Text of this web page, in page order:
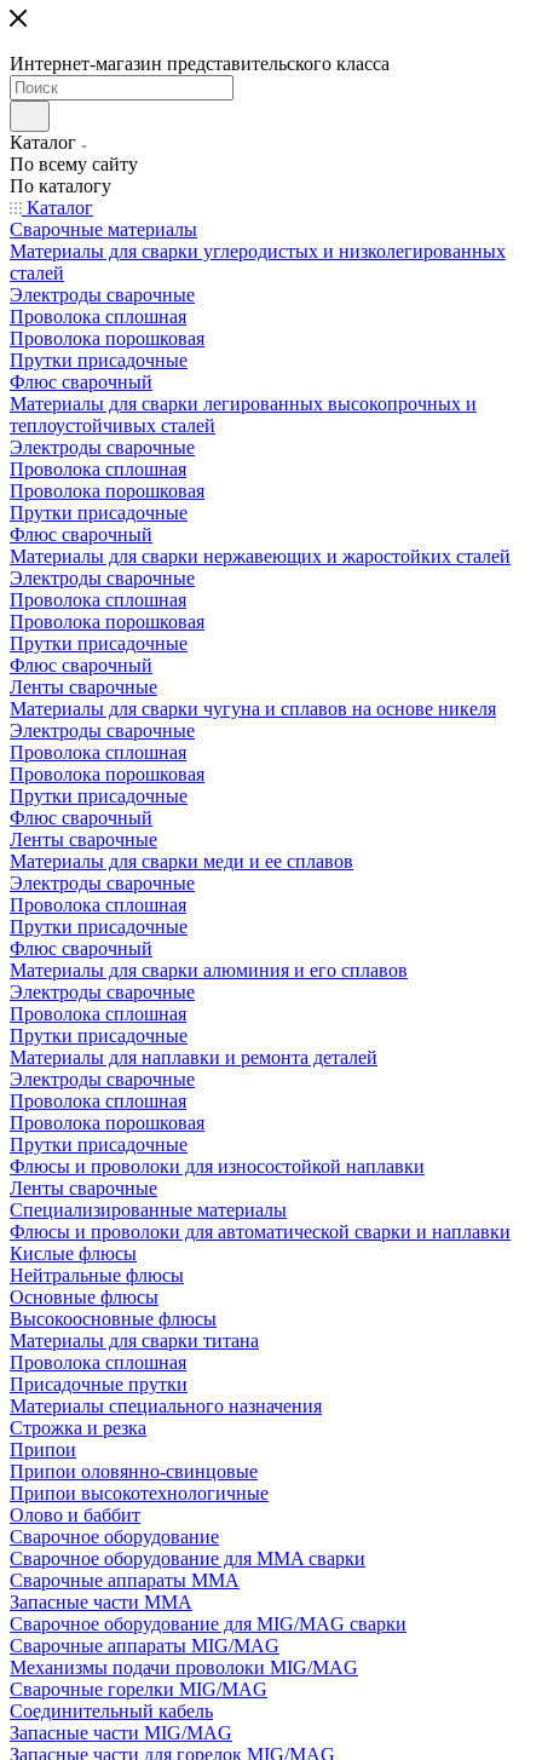
Интернет-магазин представительского класса
Каталог
По всему сайту
По каталогу
Каталог
Сварочные материалы
Материалы для сварки углеродистых и низколегированных
сталей
Электроды сварочные
Проволока сплошная
Проволока порошковая
Прутки присадочные
Флюс сварочный
Материалы для сварки легированных высокопрочных и
теплоустойчивых сталей
Электроды сварочные
Проволока сплошная
Проволока порошковая
Прутки присадочные
Флюс сварочный
Материалы для сварки нержавеющих и жаростойких сталей
Электроды сварочные
Проволока сплошная
Проволока порошковая
Прутки присадочные
Флюс сварочный
Ленты сварочные
Материалы для сварки чугуна и сплавов на основе никеля
Электроды сварочные
Проволока сплошная
Проволока порошковая
Прутки присадочные
Флюс сварочный
Ленты сварочные
Материалы для сварки меди и ее сплавов
Электроды сварочные
Проволока сплошная
Прутки присадочные
Флюс сварочный
Материалы для сварки алюминия и его сплавов
Электроды сварочные
Проволока сплошная
Прутки присадочные
Материалы для наплавки и ремонта деталей
Электроды сварочные
Проволока сплошная
Проволока порошковая
Прутки присадочные
Флюсы и проволоки для износостойкой наплавки
Ленты сварочные
Специализированные материалы
Флюсы и проволоки для автоматической сварки и наплавки
Кислые флюсы
Нейтральные флюсы
Основные флюсы
Высокоосновные флюсы
Материалы для сварки титана
Проволока сплошная
Присадочные прутки
Материалы специального назначения
Строжка и резка
Припои
Припои оловянно-свинцовые
Припои высокотехнологичные
Олово и баббит
Сварочное оборудование
Сварочное оборудование для MMA сварки
Сварочные аппараты MMA
Запасные части MMA
Сварочное оборудование для MIG/MAG сварки
Сварочные аппараты MIG/MAG
Механизмы подачи проволоки MIG/MAG
Сварочные горелки MIG/MAG
Соединительный кабель
Запасные части MIG/MAG
Запасные части для горелок MIG/MAG